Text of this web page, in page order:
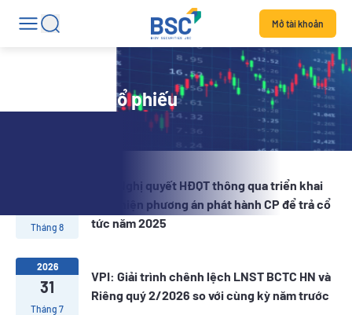
Mở tài khoản
Tin tức mã cổ phiếu
Tháng 8
VPI: Nghị quyết HĐQT thông qua triển khai
thực hiện phương án phát hành CP để trả cổ
tức năm 2025
2026
31
Tháng 7
VPI: Giải trình chênh lệch LNST BCTC HN và
Riêng quý 2/2026 so với cùng kỳ năm trước